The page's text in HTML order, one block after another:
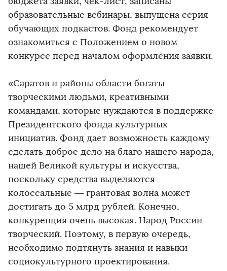
образовательные вебинары, выпущена серия
обучающих подкастов. Фонд рекомендует
ознакомиться с Положением о новом
конкурсе перед началом оформления заявки.
«Саратов и районы области богаты
творческими людьми, креативными
командами, которые нуждаются в поддержке
Президентского фонда культурных
инициатив. Фонд дает возможность каждому
сделать доброе дело на благо нашего народа,
нашей Великой культуры и искусства,
поскольку средства выделяются
колоссальные — грантовая волна может
достигать до 5 млрд рублей. Конечно,
конкуренция очень высокая. Народ России
творческий. Поэтому, в первую очередь,
необходимо подтянуть знания и навыки
социокультурного проектирования.